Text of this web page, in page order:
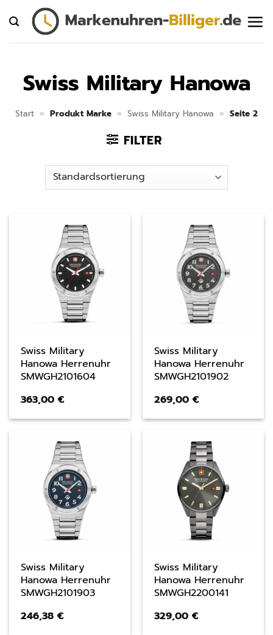
Inhalt
springen
Swiss Military Hanowa
Start » Produkt Marke » Swiss Military Hanowa » Seite 2
FILTER
Swiss Military
Hanowa Herrenuhr
SMWGH2101604
363,00€
Swiss Military
Hanowa Herrenuhr
SMWGH2101902
269,00€
Swiss Military
Hanowa Herrenuhr
SMWGH2101903
246,38€
Swiss Military
Hanowa Herrenuhr
SMWGH2200141
329,00€